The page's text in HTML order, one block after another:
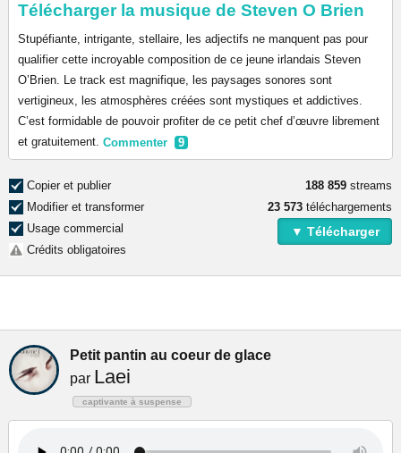
Télécharger la musique de Steven O Brien
Stupéfiante, intrigante, stellaire, les adjectifs ne manquent pas pour
qualifier cette incroyable composition de ce jeune irlandais Steven
O’Brien. Le track est magnifique, les paysages sonores sont
vertigineux, les atmosphères créées sont mystiques et addictives.
C’est formidable de pouvoir profiter de ce petit chef d’œuvre librement
et gratuitement. Commenter 9
Copier et publier
Modifier et transformer
Usage commercial
Crédits obligatoires
188 859 streams
23 573 téléchargements
▼ Télécharger
Petit pantin au coeur de glace
par Laei
captivante à suspense